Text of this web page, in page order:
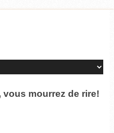
vous mourrez de rire!